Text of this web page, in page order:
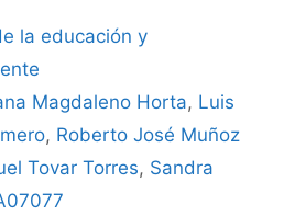
la educación y
Magdaleno Horta, Luis
, Roberto José Muñoz
Tovar Torres, Sandra